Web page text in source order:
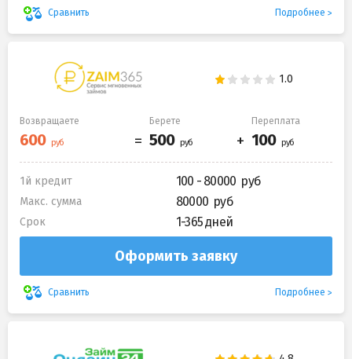
Сравнить Подробнее
Возвращаете Берете Переплата
1й кредит 100 - 80000
Макс. сумма 80000
Срок 1-365 дней
Оформить заявку
Сравнить Подробнее